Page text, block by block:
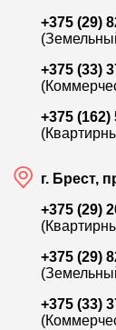
+375 (29)
+375 (33)
+375 (162)
г. Брест,
+375 (29)
+375 (29)
+375 (33)